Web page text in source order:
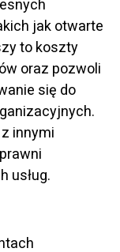
jak otwarte
to koszty
oraz pozwoli
się do
innymi
usług.